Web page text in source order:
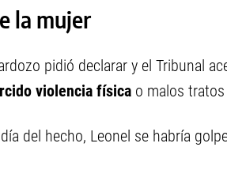
la mujer
pidió declarar y el Tribunal
violencia física o malos
del hecho, Leonel se habría